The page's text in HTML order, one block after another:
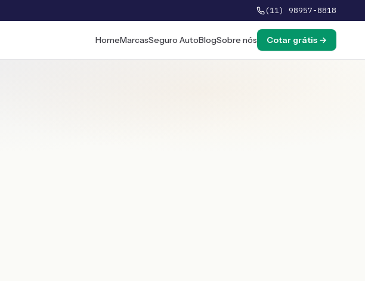
(11) 98957-8818
HomeMarcasSeguro AutoBlogSobre nós Cotar grátis →